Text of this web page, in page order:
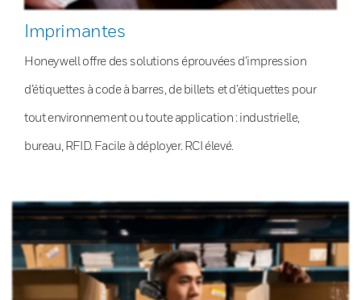
Imprimantes
Honeywell offre des solutions éprouvées d’impression
d’étiquettes à code à barres, de billets et d’étiquettes pour
tout environnement ou toute application : industrielle,
bureau, RFID. Facile à déployer. RCI élevé.